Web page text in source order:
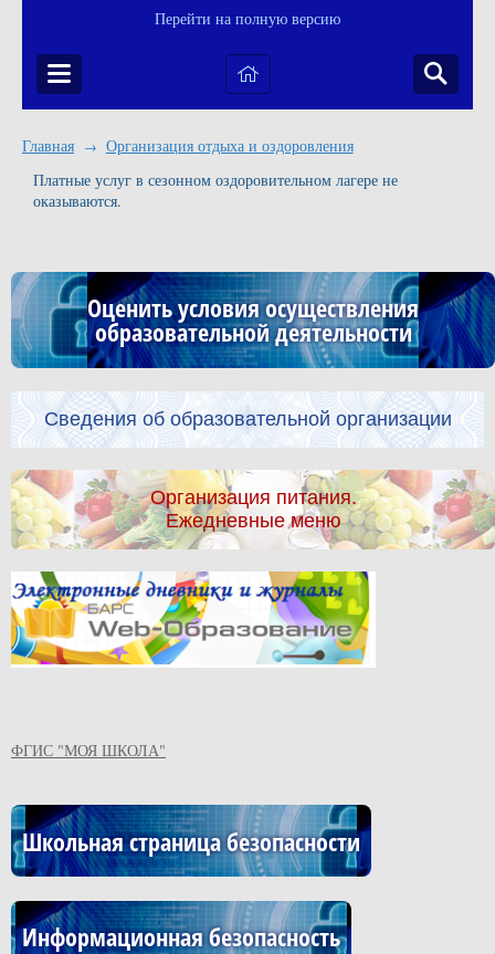
Перейти на полную версию
Главная →
Организация отдыха и оздоровления
Платные услуг в сезонном оздоровительном лагере не
оказываются.
Оценить условия осуществления
образовательной деятельности
Сведения об образовательной организации
Организация питания.
Ежедневные меню
ФГИС "МОЯ ШКОЛА"
Школьная страница безопасности
Информационная безопасность